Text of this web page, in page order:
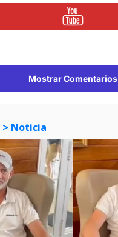
Mostrar Comentarios
> Noticia